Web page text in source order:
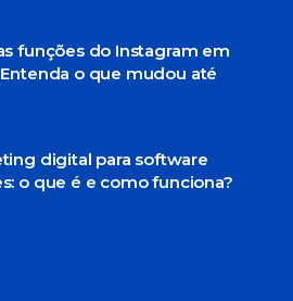
funções do Instagram em
o que mudou até
digital para software
o que é e como funciona?